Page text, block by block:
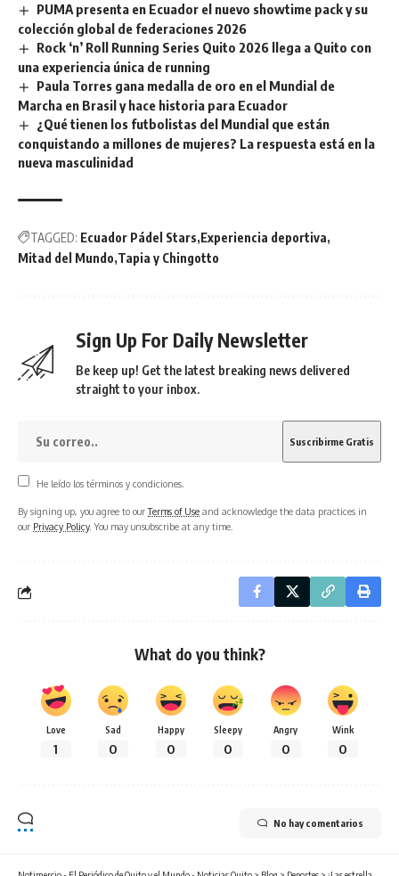
PUMA presenta en Ecuador el nuevo showtime pack y su
colección global de federaciones 2026
Rock ‘n’ Roll Running Series Quito 2026 llega a Quito con
una experiencia única de running
Paula Torres gana medalla de oro en el Mundial de
Marcha en Brasil y hace historia para Ecuador
¿Qué tienen los futbolistas del Mundial que están
conquistando a millones de mujeres? La respuesta está en la
nueva masculinidad
TAGGED: Ecuador Pádel Stars Experiencia deportiva
Mitad del Mundo Tapia y Chingotto
Sign Up For Daily Newsletter
Be keep up! Get the latest breaking news delivered
straight to your inbox.
He leído los términos y condiciones.
By signing up, you agree to ourTerms of Use and acknowledge the data practices in
our Privacy Policy. You may unsubscribe at any time.
What do you think?
Love
1
Sad
0
Happy
0
Sleepy
0
Angry
0
Wink
0
No hay comentarios